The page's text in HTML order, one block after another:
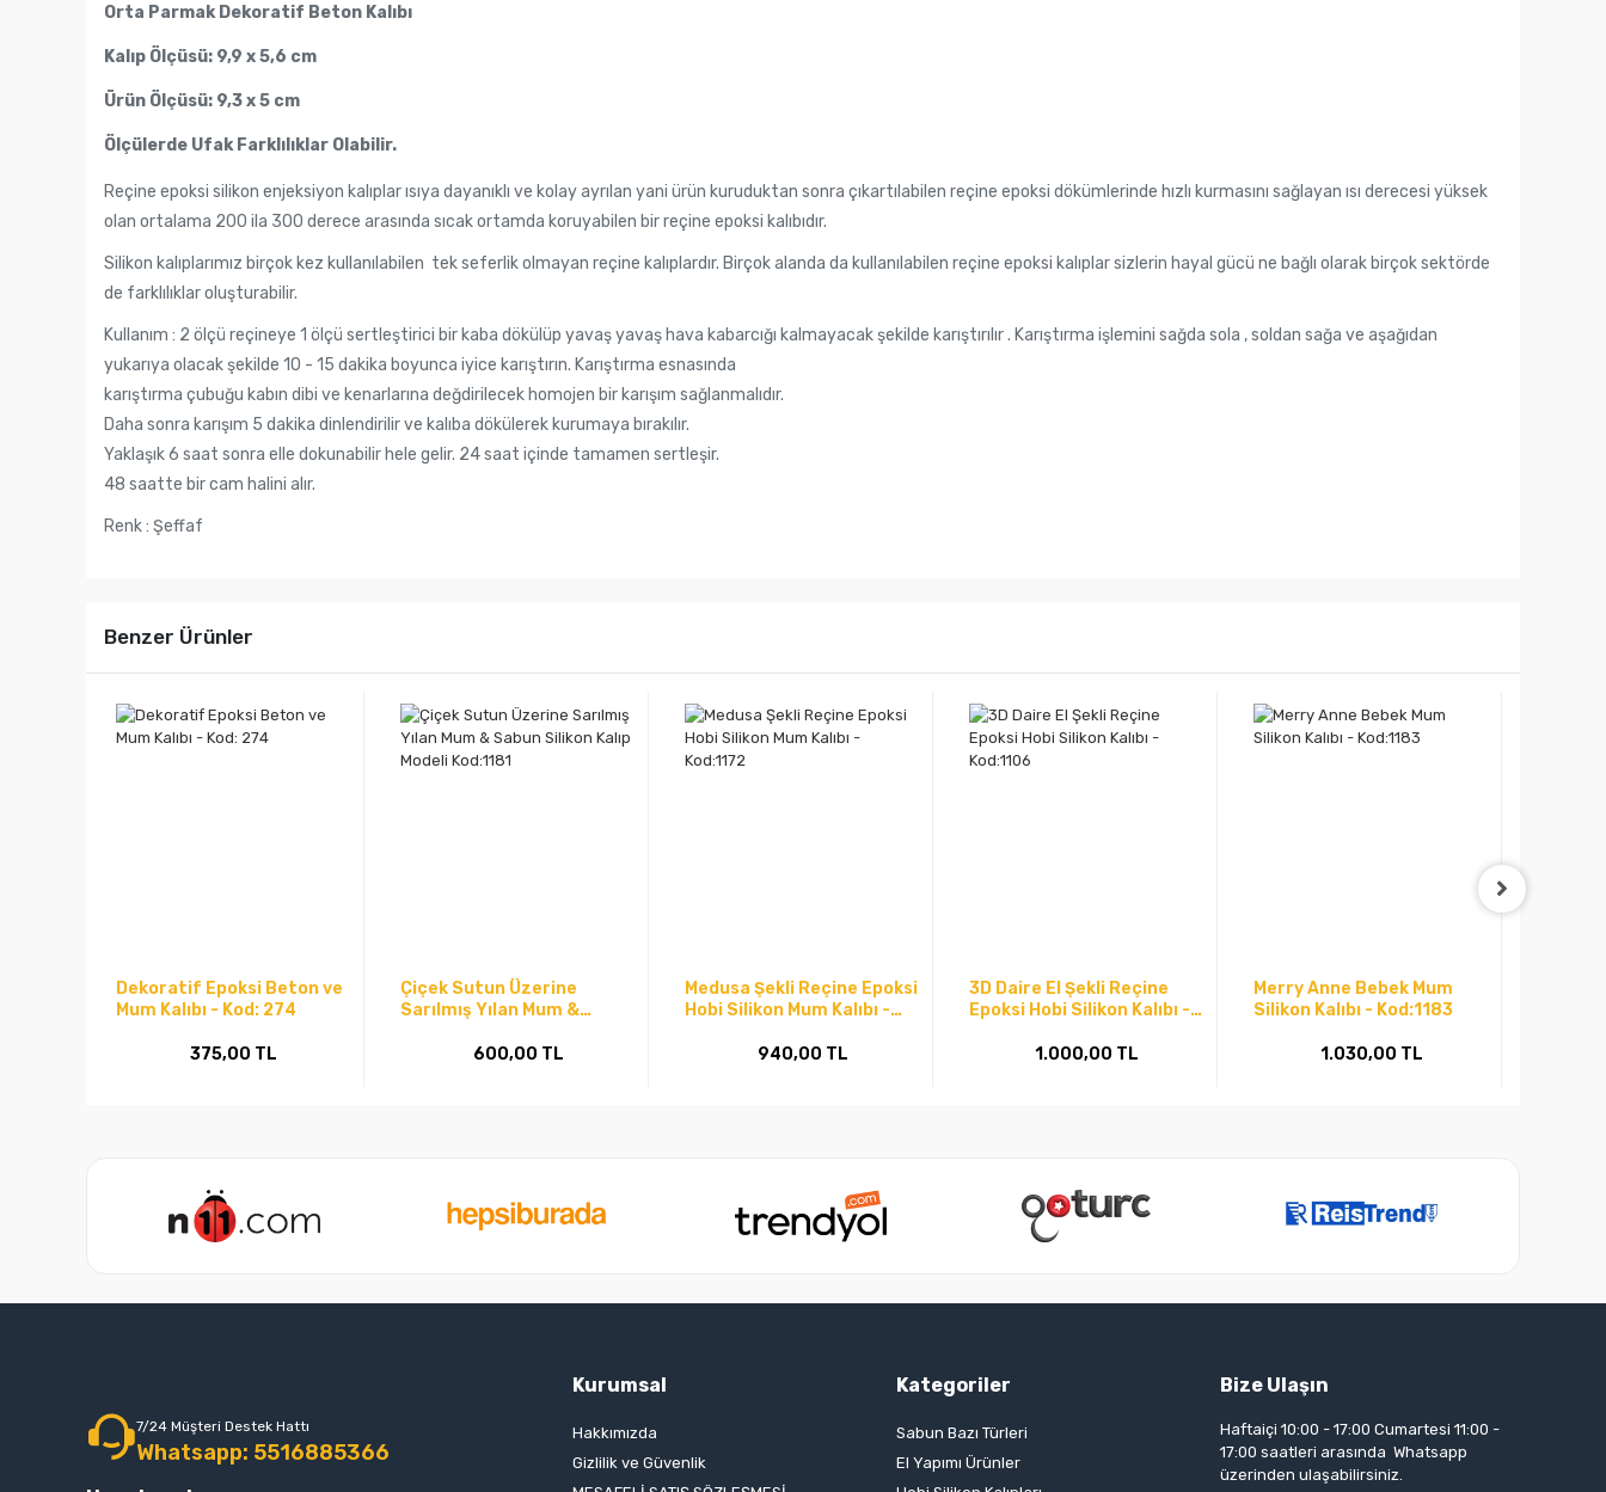
Orta Parmak Dekoratif Beton Kalıbı
Kalıp Ölçüsü: 9,9 x 5,6 cm
Ürün Ölçüsü: 9,3 x 5 cm
Ölçülerde Ufak Farklılıklar Olabilir.
Reçine epoksi silikon enjeksiyon kalıplar ısıya dayanıklı ve kolay ayrılan yani ürün kuruduktan sonra çıkartılabilen reçine epoksi dökümlerinde hızlı kurmasını sağlayan ısı derecesi yüksek
olan ortalama 200 ila 300 derece arasında sıcak ortamda koruyabilen bir reçine epoksi kalıbıdır.
Silikon kalıplarımız birçok kez kullanılabilen tek seferlik olmayan reçine kalıplardır. Birçok alanda da kullanılabilen reçine epoksi kalıplar sizlerin hayal gücü ne bağlı olarak birçok sektörde
de farklılıklar oluşturabilir.
Kullanım : 2 ölçü reçineye 1 ölçü sertleştirici bir kaba dökülüp yavaş yavaş hava kabarcığı kalmayacak şekilde karıştırılır . Karıştırma işlemini sağda sola , soldan sağa ve aşağıdan
yukarıya olacak şekilde 10 - 15 dakika boyunca iyice karıştırın. Karıştırma esnasında
karıştırma çubuğu kabın dibi ve kenarlarına değdirilecek homojen bir karışım sağlanmalıdır.
Daha sonra karışım 5 dakika dinlendirilir ve kalıba dökülerek kurumaya bırakılır.
Yaklaşık 6 saat sonra elle dokunabilir hele gelir. 24 saat içinde tamamen sertleşir.
48 saatte bir cam halini alır.
Renk : Şeffaf
Benzer Ürünler
Dekoratif Epoksi Beton ve
Mum Kalıbı - Kod: 274
375,00 TL
Çiçek Sutun Üzerine
Sarılmış Yılan Mum &
600,00 TL
Medusa Şekli Reçine Epoksi
Hobi Silikon Mum Kalıbı -
940,00 TL
3D Daire El Şekli Reçine
Epoksi Hobi Silikon Kalıbı -
1.000,00 TL
Merry Anne Bebek Mum
Silikon Kalıbı - Kod:1183
1.030,00 TL
7/24 Müşteri Destek Hattı
Whatsapp: 5516885366
Kurumsal
Hakkımızda
Gizlilik ve Güvenlik
Kategoriler
Sabun Bazı Türleri
El Yapımı Ürünler
Bize Ulaşın
Haftaiçi 10:00 - 17:00 Cumartesi 11:00 -
17:00 saatleri arasında Whatsapp
üzerinden ulaşabilirsiniz.